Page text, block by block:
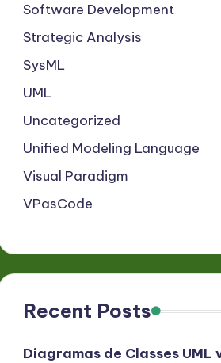
Software Development
Strategic Analysis
SysML
UML
Uncategorized
Unified Modeling Language
Visual Paradigm
VPasCode
Recent Posts
Diagramas de Classes UML